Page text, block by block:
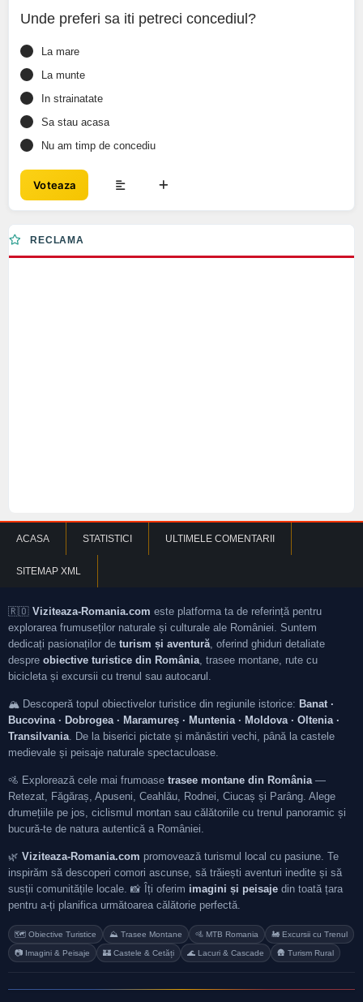
Unde preferi sa iti petreci concediul?
La mare
La munte
In strainatate
Sa stau acasa
Nu am timp de concediu
Voteaza
RECLAMA
ACASA STATISTICI ULTIMELE COMENTARII
SITEMAP XML
🇷🇴 Viziteaza-Romania.com este platforma ta de referință pentru
explorarea frumuseților naturale și culturale ale României. Suntem
dedicați pasionaților de turism și aventură, oferind ghiduri detaliate
despre obiective turistice din România, trasee montane, rute cu
bicicleta și excursii cu trenul sau autocarul.
🏔️ Descoperă topul obiectivelor turistice din regiunile istorice: Banat ·
Bucovina · Dobrogea · Maramureș · Muntenia · Moldova · Oltenia ·
Transilvania. De la biserici pictate și mănăstiri vechi, până la castele
medievale și peisaje naturale spectaculoase.
🚵 Explorează cele mai frumoase trasee montane din România—
Retezat, Făgăraș, Apuseni, Ceahlău, Rodnei, Ciucaș și Parâng. Alege
drumețiile pe jos, ciclismul montan sau călătoriile cu trenul panoramic și
bucură-te de natura autentică a României.
🌿 Viziteaza-Romania.com promovează turismul local cu pasiune. Te
inspirăm să descoperi comori ascunse, să trăiești aventuri inedite și să
susții comunitățile locale. 📸 Îți oferim imagini și peisaje din toată țara
pentru a-ți planifica următoarea călătorie perfectă.
🗺️ Obiective Turistice ⛰️ Trasee Montane 🚵 MTB Romania 🚂 Excursii cu Trenul
📷 Imagini & Peisaje 🏰 Castele & Cetăți 🌊 Lacuri & Cascade 🛖 Turism Rural